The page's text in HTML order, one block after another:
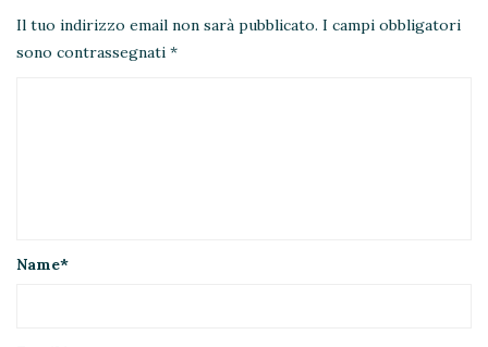
Il tuo indirizzo email non sarà pubblicato. I campi obbligatori
sono contrassegnati *
Name*